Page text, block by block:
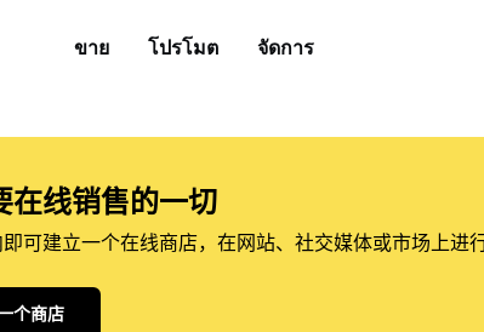
ขาย โปรโมต จัดการ
在线销售的一切
可建立一个在线商店，在网站、社交媒体或市场上进行
个商店